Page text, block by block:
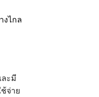
งไกล
ละม
ชจาย